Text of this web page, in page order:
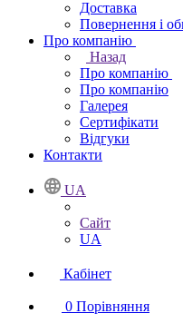
Доставка
Повернення і
Про компанію
Назад
Про компанію
Про компанію
Галерея
Сертифікати
Відгуки
Контакти
UA
Сайт
UA
Кабінет
0 Порівняння